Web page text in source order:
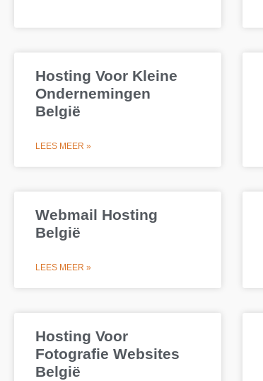
Hosting Voor Kleine
Ondernemingen
België
LEES MEER »
Webmail Hosting
België
LEES MEER »
Hosting Voor
Fotografie Websites
België